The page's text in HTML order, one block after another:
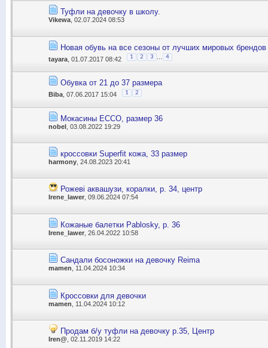
Туфли на девочку в школу.
Vikewa , 02.07.2024 08:53
Новая обувь на все сезоны от лучших мировых
tayara , 01.07.2017 08:42 1 2 3 4
Обувка от 21 до 37 размера
Biba , 07.06.2017 15:04 1 2
Мокасины ECCO, размер 36
nobel , 03.08.2022 19:29
кроссовки Superfit кожа, 33 размер
harmony , 24.08.2023 20:41
Рожеві аквашузи, коралки, р. 34, центр
Irene_lawer, 09.06.2024 07:54
Кожаные балетки Pablosky, p. 36
Irene_lawer , 26.04.2022 10:58
Сандали босоножки на девочку Reima
mamen, 11.04.2024 10:34
Кроссовки для девочки
mamen , 11.04.2024 10:12
Продам б/у туфли на девочку р.35, Центр
Iren@ , 02.11.2019 14:22